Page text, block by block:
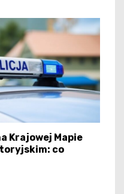
Krajowej Mapie
co